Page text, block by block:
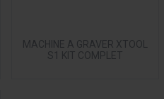
MACHINE A GRAVER XTOOL
S1 KIT COMPLET